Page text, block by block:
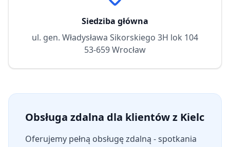
Siedziba główna
ul. gen. Władysława Sikorskiego 3H lok 104
53-659 Wrocław
Obsługa zdalna dla klientów z Kielc
Oferujemy pełną obsługę zdalną - spotkania